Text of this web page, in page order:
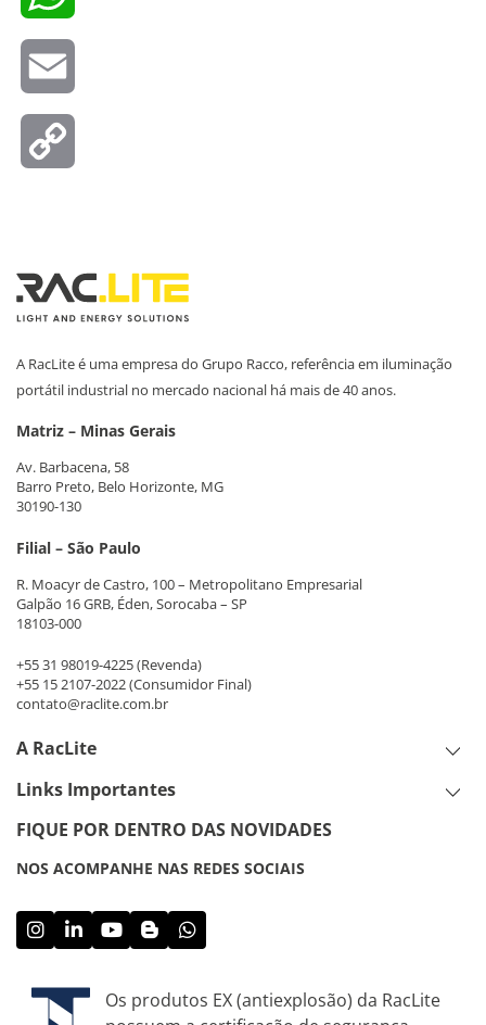
A RacLite é uma empresa do Grupo Racco, referência em iluminação
portátil industrial no mercado nacional há mais de 40 anos.
Matriz – Minas Gerais
Av. Barbacena, 58
Barro Preto, Belo Horizonte, MG
30190-130
Filial – São Paulo
R. Moacyr de Castro, 100 – Metropolitano Empresarial
Galpão 16 GRB, Éden, Sorocaba – SP
18103-000
+55 31 98019-4225(Revenda)
+55 15 2107-2022(Consumidor Final)
contato@raclite.com.br
A RacLite
Links Importantes
FIQUE POR DENTRO DAS NOVIDADES
NOS ACOMPANHE NAS REDES SOCIAIS
Os produtos EX (antiexplosão) da RacLite